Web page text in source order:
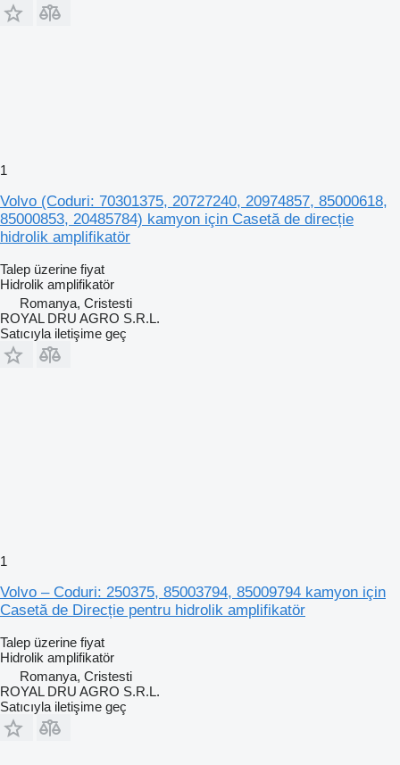
1
Volvo (Coduri: 70301375, 20727240, 20974857, 85000618,
85000853, 20485784) kamyon için Casetă de direcție
hidrolik amplifikatör
Talep üzerine fiyat
Hidrolik amplifikatör
Romanya, Cristesti
ROYAL DRU AGRO S.R.L.
Satıcıyla iletişime geç
1
Volvo – Coduri: 250375, 85003794, 85009794 kamyon için
Casetă de Direcție pentru hidrolik amplifikatör
Talep üzerine fiyat
Hidrolik amplifikatör
Romanya, Cristesti
ROYAL DRU AGRO S.R.L.
Satıcıyla iletişime geç